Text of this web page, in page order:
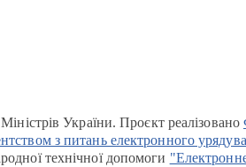
України. Проєкт реалізовано
з питань електронного
технічної допомоги